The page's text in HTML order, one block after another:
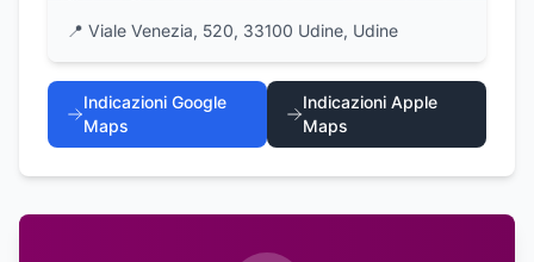
📍 Viale Venezia, 520, 33100 Udine, Udine
Indicazioni Google
Maps
Indicazioni Apple
Maps